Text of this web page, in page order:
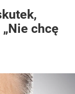
chcę